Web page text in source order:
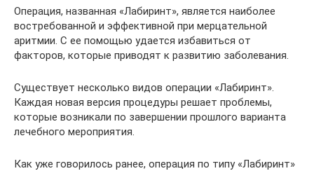
Операция, названная «Лабиринт», является наиболее
востребованной и эффективной при мерцательной
аритмии. С ее помощью удается избавиться от
факторов, которые приводят к развитию заболевания.
Существует несколько видов операции «Лабиринт».
Каждая новая версия процедуры решает проблемы,
которые возникали по завершении прошлого варианта
лечебного мероприятия.
Как уже говорилось ранее, операция по типу «Лабиринт»